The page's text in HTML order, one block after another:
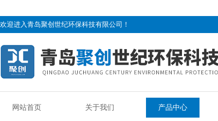
欢迎进入青岛聚创世纪环保科技有限公司！
网站首页 关于我们 产品中心